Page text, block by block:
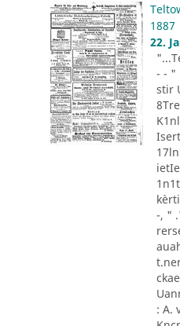
1887
22.
- - "
stir
-, "
: A.